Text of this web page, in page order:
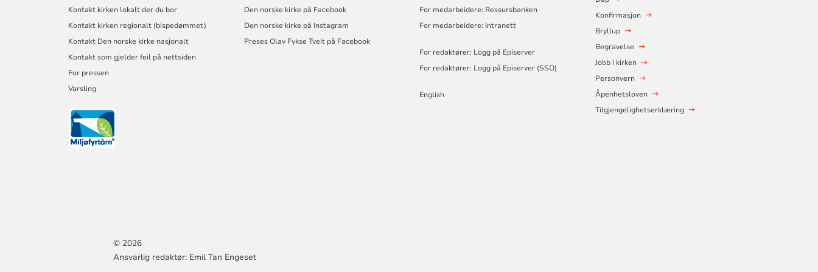
Kontakt kirken lokalt der du bor
Kontakt kirken regionalt (bispedømmet)
Kontakt Den norske kirke nasjonalt
Kontakt som gjelder feil på nettsiden
For pressen
Varsling
Den norske kirke på Facebook
Den norske kirke på Instagram
Preses Olav Fykse Tveit på Facebook
For medarbeidere: Ressursbanken
For medarbeidere: Intranett
For redaktører: Logg på Episerver
For redaktører: Logg på Episerver (SSO)
English
Konfirmasjon
Bryllup
Begravelse
Jobb i kirken
Personvern
Åpenhetsloven
Tilgjengelighetserklæring
© 2026
Ansvarlig redaktør: Emil Tan Engeset